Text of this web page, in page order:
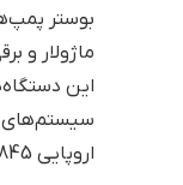
ماژولار و
این
سیستم‌های
اروپایی UNI EN 12845 ساخته شده‌اند.